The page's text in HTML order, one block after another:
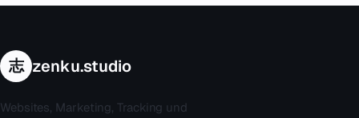
志 zenku.studio
Websites, Marketing, Tracking und